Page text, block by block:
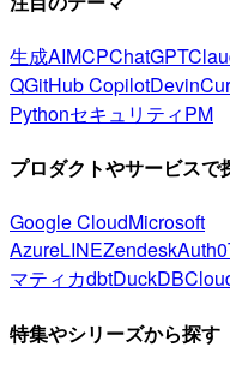
生成AIMCPChatGPT
QGitHub CopilotDevin
PythonセキュリティPM
プロダクトやサービスで
Google CloudMicrosoft
AzureLINEZendeskAuth0
マティカdbtDuckDB
特集やシリーズから探す